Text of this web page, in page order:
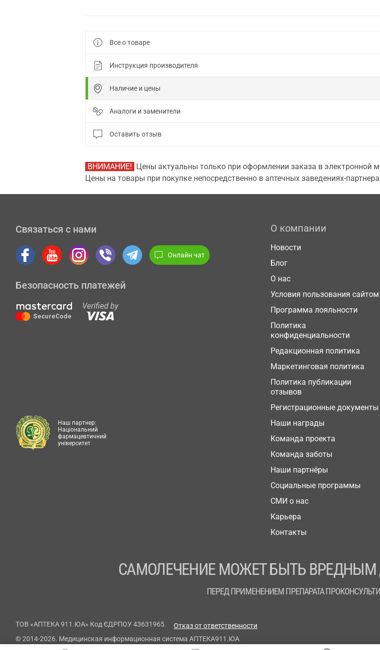
Все о товаре
Инструкция производителя
Наличие и цены
Аналоги и заменители
Оставить отзыв
ВНИМАНИЕ! Цены актуальны только при оформлении заказа в электронной
Цены на товары при покупке непосредственно в аптечных заведениях-
Связаться с нами
Онлайн чат
Безопасность платежей
О компании
Новости
Блог
О нас
Условия пользования сайтом
Программа лояльности
Политика
конфиденциальности
Редакционная политика
Маркетинговая политика
Политика публикации
отзывов
Регистрационные документы
Наши награды
Команда проекта
Команда заботы
Наши партнёры
Социальные программы
СМИ о нас
Карьера
Контакты
Наш партнер:
Національний
фармацевтичний
університет
САМОЛЕЧЕНИЕ МОЖЕТ БЫТЬ ВРЕДНЫМ
ПЕРЕД ПРИМЕНЕНИЕМ ПРЕПАРАТА
ТОВ «АПТЕКА 911.ЮА» Код ЄДРПОУ 43631965.
Отказ от ответственности
© 2014-2026. Медицинская информационная система АПТЕКА911.ЮА